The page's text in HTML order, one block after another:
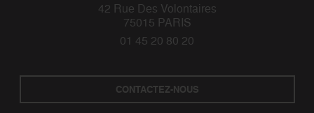
42 Rue Des Volontaires
75015 PARIS
01 45 20 80 20
CONTACTEZ-NOUS